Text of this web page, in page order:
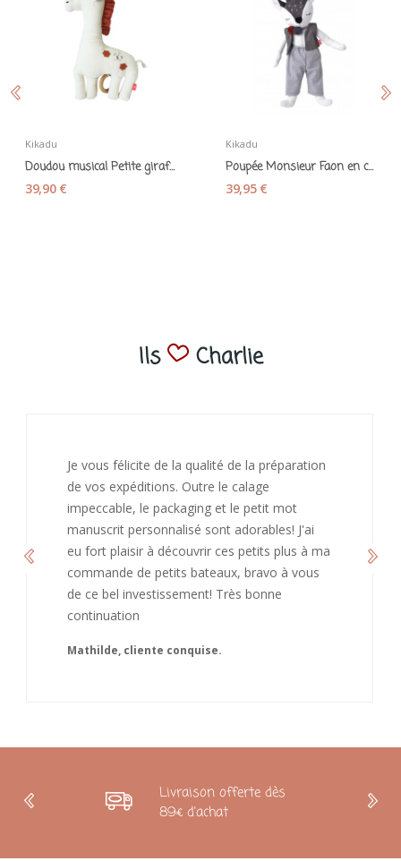
Kikadu
Doudou musical Petite girafe - Kikadu
39,90 €
Kikadu
Poupée Monsieur Faon en coton bio - Kikadu
39,95 €
Ils Charlie
J’ai adoré ouvrir ce paquet votre message est
bienveillant et fait plaisir. Je ne manquerai pas
de recommandé chez vous. Bonne
continuation et merci à vous.
Caroline
Livraison offerte dès
89€ d'achat